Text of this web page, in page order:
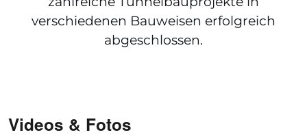
verschiedenen Bauweisen erfolgreich
abgeschlossen.
Videos & Fotos